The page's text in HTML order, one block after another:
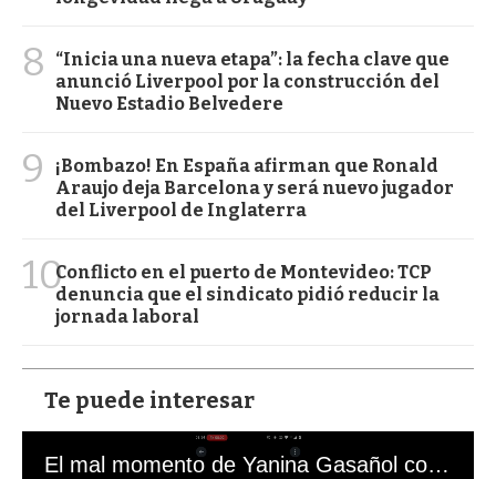
8
“Inicia una nueva etapa”: la fecha clave que
anunció Liverpool por la construcción del
Nuevo Estadio Belvedere
9
¡Bombazo! En España afirman que Ronald
Araujo deja Barcelona y será nuevo jugador
del Liverpool de Inglaterra
10Conflicto en el puerto de Montevideo: TCP
denuncia que el sindicato pidió reducir la
jornada laboral
Te puede interesar
El mal momento de Yanina Gasañol con un hincha argentino en "Subrayado"